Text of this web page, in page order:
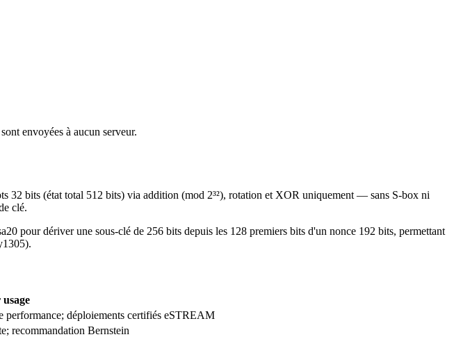
envoyées à aucun serveur.
32 bits (état total 512 bits) via addition (mod 2³²), rotation et XOR uniquement — sans S-box ni
clé.
pour dériver une sous-clé de 256 bits depuis les 128 premiers bits d'un nonce 192 bits, permettant
performance; déploiements certifiés eSTREAM
recommandation Bernstein